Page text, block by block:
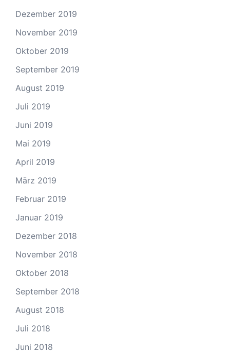
Dezember 2019
November 2019
Oktober 2019
September 2019
August 2019
Juli 2019
Juni 2019
Mai 2019
April 2019
März 2019
Februar 2019
Januar 2019
Dezember 2018
November 2018
Oktober 2018
September 2018
August 2018
Juli 2018
Juni 2018